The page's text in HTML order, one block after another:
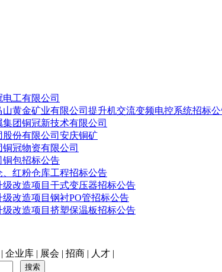
工有限公司
黄金矿业有限公司提升机交流变频电控系统招标
团铜冠新技术有限公司
份有限公司安庆铜矿
冠物资有限公司
铜包招标公告
红粉仓库工程招标公告
改造项目干式变压器招标公告
改造项目钢衬PO管招标公告
改造项目挤塑保温板招标公告
| 企业库 | 展会 | 招商 | 人才 |